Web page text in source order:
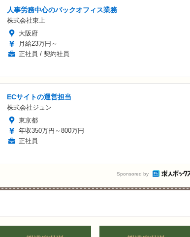
人事労務中心のバックオフィス業務
株式会社東上
大阪府
月給23万円～
正社員 / 契約社員
ECサイトの運営担当
株式会社ジュン
東京都
年収350万円～800万円
正社員
Sponsored by